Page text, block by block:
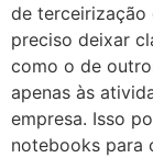
de terceirização
preciso deixar
como o de
apenas às
empresa. Isso
notebooks para